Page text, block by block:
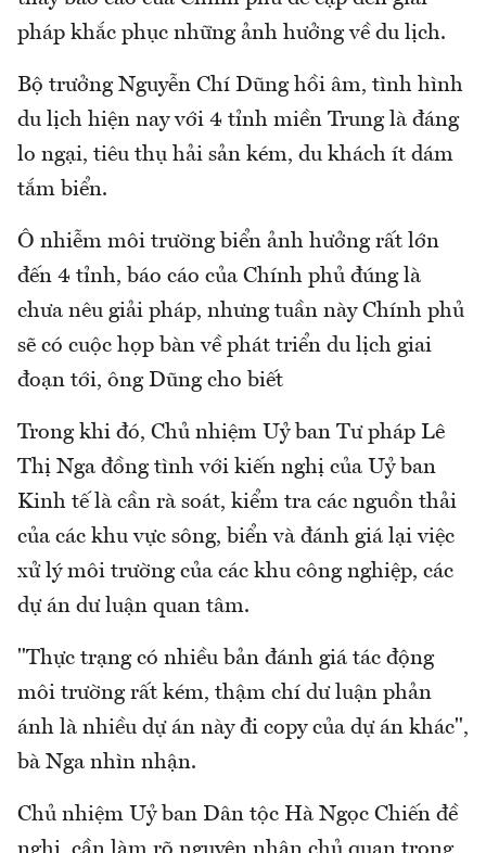
pháp khắc phục những ảnh hưởng về du lịch.
Bộ trưởng Nguyễn Chí Dũng hồi âm, tình hình
du lịch hiện nay với 4 tỉnh miền Trung là đáng
lo ngại, tiêu thụ hải sản kém, du khách ít dám
tắm biển.
Ô nhiễm môi trường biển ảnh hưởng rất lớn
đến 4 tỉnh, báo cáo của Chính phủ đúng là
chưa nêu giải pháp, nhưng tuần này Chính phủ
sẽ có cuộc họp bàn về phát triển du lịch giai
đoạn tới, ông Dũng cho biết
Trong khi đó, Chủ nhiệm Uỷ ban Tư pháp Lê
Thị Nga đồng tình với kiến nghị của Uỷ ban
Kinh tế là cần rà soát, kiểm tra các nguồn thải
của các khu vực sông, biển và đánh giá lại việc
xử lý môi trường của các khu công nghiệp, các
dự án dư luận quan tâm.
"Thực trạng có nhiều bản đánh giá tác động
môi trường rất kém, thậm chí dư luận phản
ánh là nhiều dự án này đi copy của dự án khác",
bà Nga nhìn nhận.
Chủ nhiệm Uỷ ban Dân tộc Hà Ngọc Chiến đề